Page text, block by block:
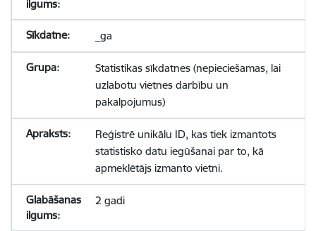
_ga
Statistikas sīkdatnes (nepieciešamas, lai
uzlabotu vietnes darbību un
pakalpojumus)
Reģistrē unikālu ID, kas tiek izmantots
statistisko datu iegūšanai par to, kā
apmeklētājs izmanto vietni.
2 gadi